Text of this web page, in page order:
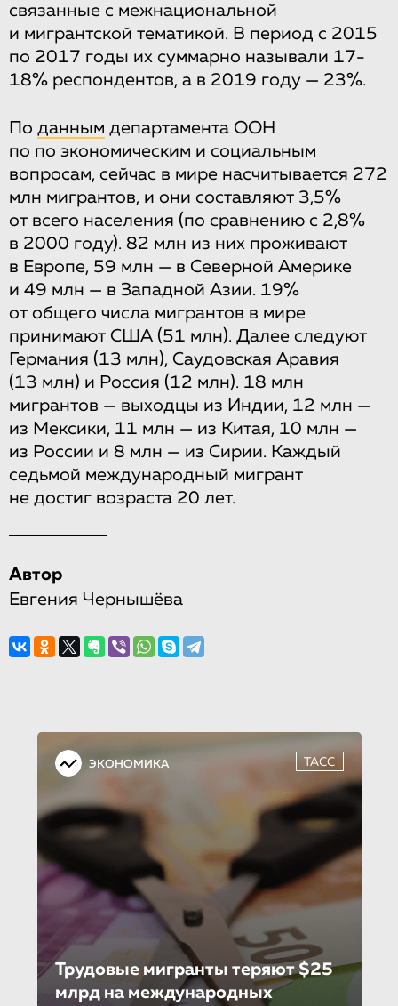
связанные с межнациональной
и мигрантской тематикой. В период с 2015
по 2017 годы их суммарно называли 17-
18% респондентов, а в 2019 году — 23%.
По данным департамента ООН
по по экономическим и социальным
вопросам, сейчас в мире насчитывается 272
млн мигрантов, и они составляют 3,5%
от всего населения (по сравнению с 2,8%
в 2000 году). 82 млн из них проживают
в Европе, 59 млн — в Северной Америке
и 49 млн — в Западной Азии. 19%
от общего числа мигрантов в мире
принимают США (51 млн). Далее следуют
Германия (13 млн), Саудовская Аравия
(13 млн) и Россия (12 млн). 18 млн
мигрантов — выходцы из Индии, 12 млн —
из Мексики, 11 млн — из Китая, 10 млн —
из России и 8 млн — из Сирии. Каждый
седьмой международный мигрант
не достиг возраста 20 лет.
Автор
Евгения Чернышёва
ЭКОНОМИКА ТАСС
Трудовые мигранты теряют $25
млрд на международ­ных